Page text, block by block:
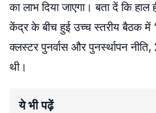
का लाभ दिया जाएगा। बता दें कि
केंद्र के बीच हुई उच्च स्तरीय बैठक में
क्लस्टर पुनर्वास और पुनर्स्थापन
थी।
ये भी पढ़ें